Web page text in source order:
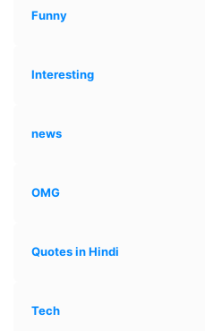
Funny
Interesting
news
OMG
Quotes in Hindi
Tech